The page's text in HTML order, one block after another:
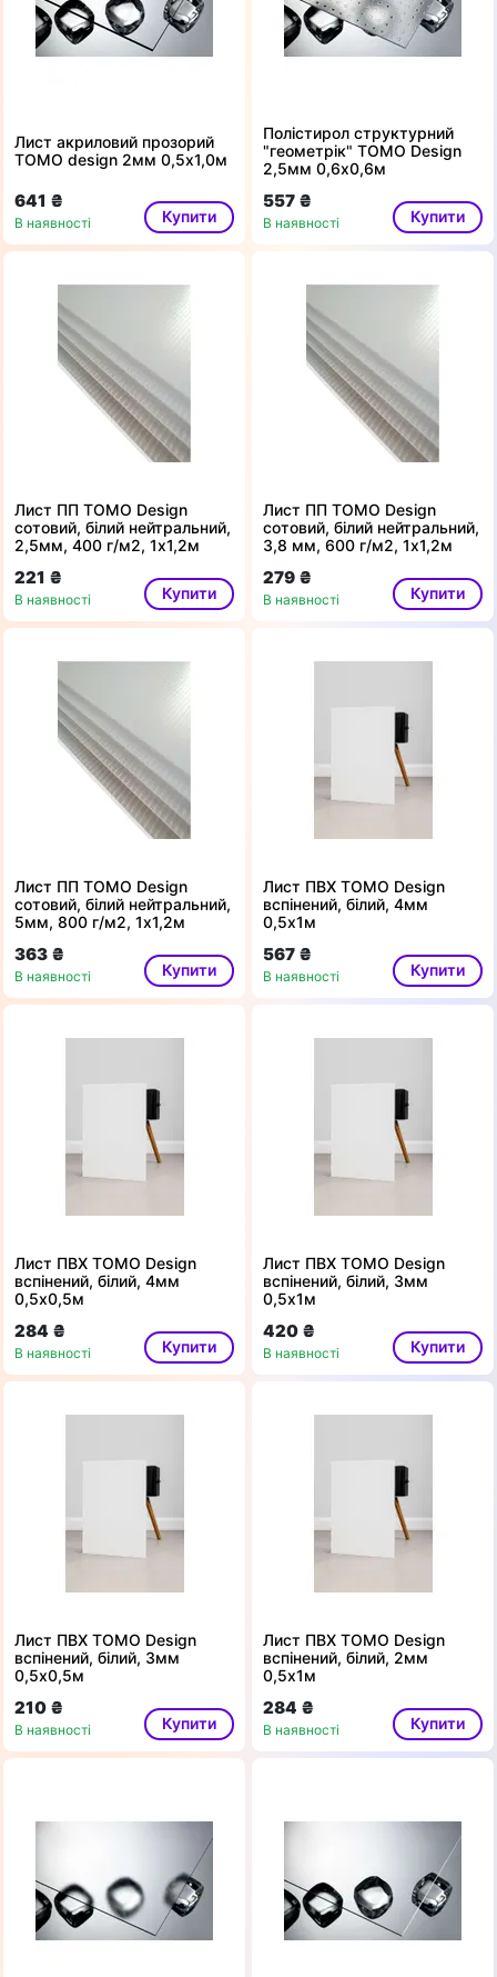
Лист акриловий прозорий
ТОМО design 2мм 0,5x1,0м
641 ₴
В наявності Купити
Полістирол структурний
"геометрік" ТОМО Design
2,5мм 0,6х0,6м
557 ₴
В наявності Купити
Лист ПП TOMO Design
сотовий, білий нейтральний,
2,5мм, 400 г/м2, 1х1,2м
221 ₴
В наявності Купити
Лист ПП TOMO Design
сотовий, білий нейтральний,
3,8 мм, 600 г/м2, 1х1,2м
279 ₴
В наявності Купити
Лист ПП TOMO Design
сотовий, білий нейтральний,
5мм, 800 г/м2, 1х1,2м
363 ₴
В наявності Купити
Лист ПВХ TOMO Design
вспінений, білий, 4мм
0,5х1м
567 ₴
В наявності Купити
Лист ПВХ TOMO Design
вспінений, білий, 4мм
0,5х0,5м
284 ₴
В наявності Купити
Лист ПВХ TOMO Design
вспінений, білий, 3мм
0,5х1м
420 ₴
В наявності Купити
Лист ПВХ TOMO Design
вспінений, білий, 3мм
0,5х0,5м
210 ₴
В наявності Купити
Лист ПВХ TOMO Design
вспінений, білий, 2мм
0,5х1м
284 ₴
В наявності Купити